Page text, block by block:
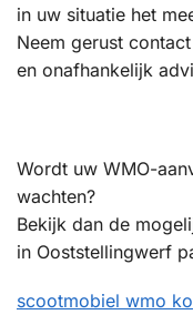
in uw situatie het
Neem gerust
en onafhankelijk
Wordt uw WMO-
wachten?
Bekijk dan de
in Ooststellingwerf
scootmobiel wmo